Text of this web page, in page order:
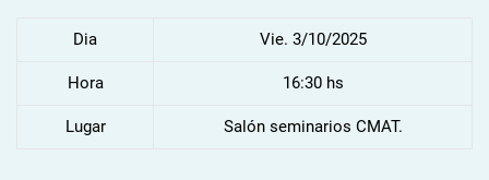
Dia Vie. 3/10/2025
Hora 16:30 hs
Lugar Salón seminarios CMAT.